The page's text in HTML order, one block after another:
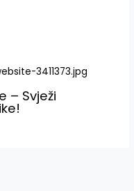
– Svježi